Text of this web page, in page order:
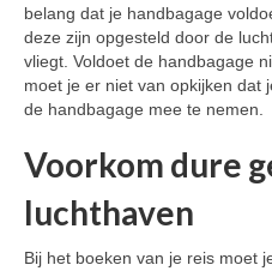
belang dat je handbagage
deze zijn opgesteld door de
vliegt. Voldoet de handbagage
moet je er niet van opkijken dat
de handbagage mee te nemen.
Voorkom dure
luchthaven
Bij het boeken van je reis moet